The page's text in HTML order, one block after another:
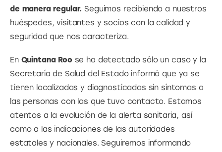
de manera regular. Seguimos recibiendo a nuestros
huéspedes, visitantes y socios con la calidad y
seguridad que nos caracteriza.
En Quintana Roo se ha detectado sólo un caso y la
Secretaría de Salud del Estado informó que ya se
tienen localizadas y diagnosticadas sin síntomas a
las personas con las que tuvo contacto. Estamos
atentos a la evolución de la alerta sanitaria, así
como a las indicaciones de las autoridades
estatales y nacionales. Seguiremos informando